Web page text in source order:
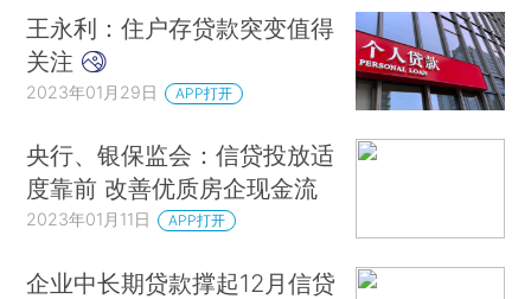
王永利：住户存贷款突变值得
关注
2023年01月29日 APP打开
央行、银保监会：信贷投放适
度靠前 改善优质房企现金流
2023年01月11日 APP打开
企业中长期贷款撑起12月信贷